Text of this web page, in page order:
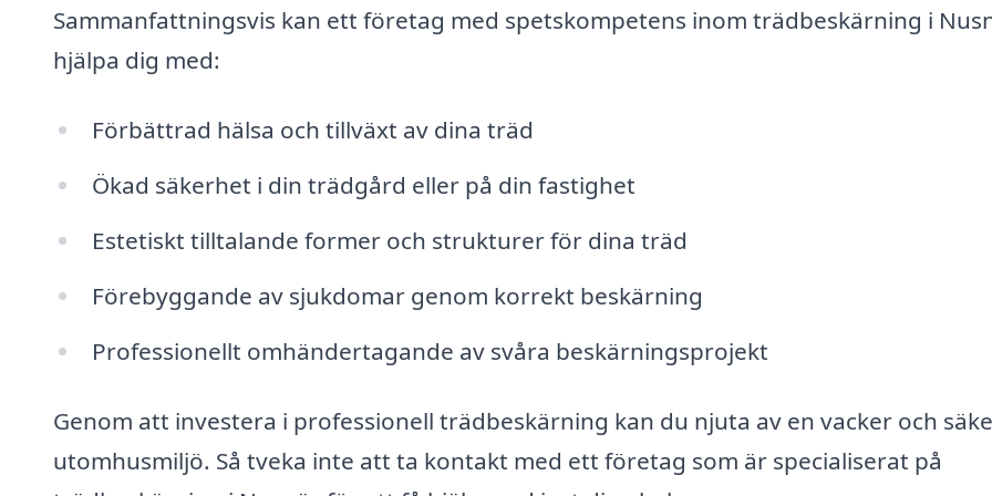
Sammanfattningsvis kan ett företag med spetskompetens inom trädbeskärning i
hjälpa dig med:
Förbättrad hälsa och tillväxt av dina träd
Ökad säkerhet i din trädgård eller på din fastighet
Estetiskt tilltalande former och strukturer för dina träd
Förebyggande av sjukdomar genom korrekt beskärning
Professionellt omhändertagande av svåra beskärningsprojekt
Genom att investera i professionell trädbeskärning kan du njuta av en vacker och
utomhusmiljö. Så tveka inte att ta kontakt med ett företag som är specialiserat på